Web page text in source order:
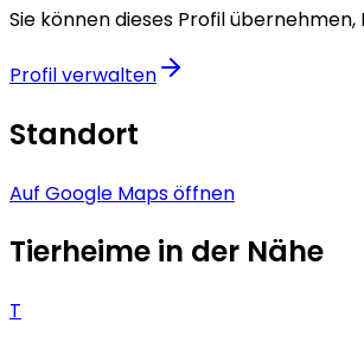
Sie können dieses Profil
Profil verwalten
Standort
Auf Google Maps öffnen
Tierheime in der Nähe
T